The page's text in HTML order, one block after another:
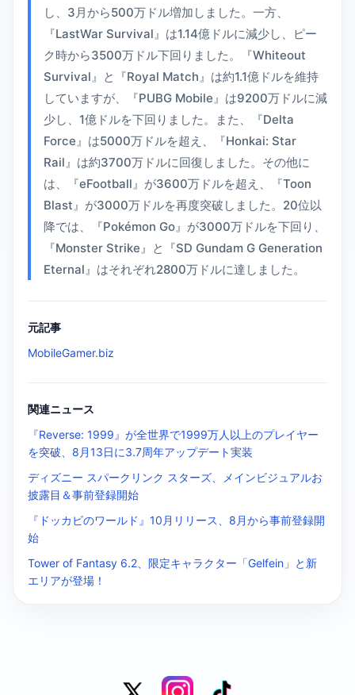
し、3月から500万ドル増加しました。一方、
『LastWar Survival』は1.14億ドルに減少し、ピー
ク時から3500万ドル下回りました。『Whiteout
Survival』と『Royal Match』は約1.1億ドルを維持
していますが、『PUBG Mobile』は9200万ドルに減
少し、1億ドルを下回りました。また、『Delta
Force』は5000万ドルを超え、『Honkai: Star
Rail』は約3700万ドルに回復しました。その他に
は、『eFootball』が3600万ドルを超え、『Toon
Blast』が3000万ドルを再度突破しました。20位以
降では、『Pokémon Go』が3000万ドルを下回り、
『Monster Strike』と『SD Gundam G Generation
Eternal』はそれぞれ2800万ドルに達しました。
元記事
MobileGamer.biz
関連ニュース
『Reverse: 1999』が全世界で1999万人以上のプレイヤー
を突破、8月13日に3.7周年アップデート実装
ディズニー スパークリンク スターズ、メインビジュアルお
披露目＆事前登録開始
『ドッカビのワールド』10月リリース、8月から事前登録開
始
Tower of Fantasy 6.2、限定キャラクター「Gelfein」と新
エリアが登場！